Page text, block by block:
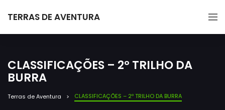
TERRAS DE AVENTURA
CLASSIFICAÇÕES – 2º TRILHO DA
BURRA
Terras de Aventura CLASSIFICAÇÕES – 2º TRILHO DA BURRA